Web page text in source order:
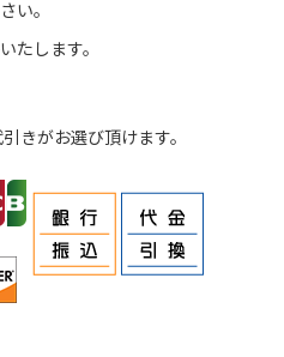
い。
たします。
きがお選び頂けます。